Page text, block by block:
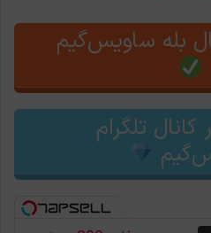
بله ساویس‌گیم
تلگرام